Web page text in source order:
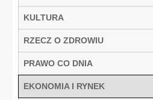
KULTURA
RZECZ O ZDROWIU
PRAWO CO DNIA
EKONOMIA I RYNEK